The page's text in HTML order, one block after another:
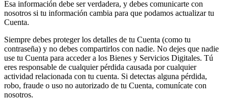
Esa información debe ser verdadera, y debes comunicarte con
nosotros si tu información cambia para que podamos actualizar tu
Cuenta.
Siempre debes proteger los detalles de tu Cuenta (como tu
contraseña) y no debes compartirlos con nadie. No dejes que nadie
use tu Cuenta para acceder a los Bienes y Servicios Digitales. Tú
eres responsable de cualquier pérdida causada por cualquier
actividad relacionada con tu cuenta. Si detectas alguna pérdida,
robo, fraude o uso no autorizado de tu Cuenta, comunícate con
nosotros.